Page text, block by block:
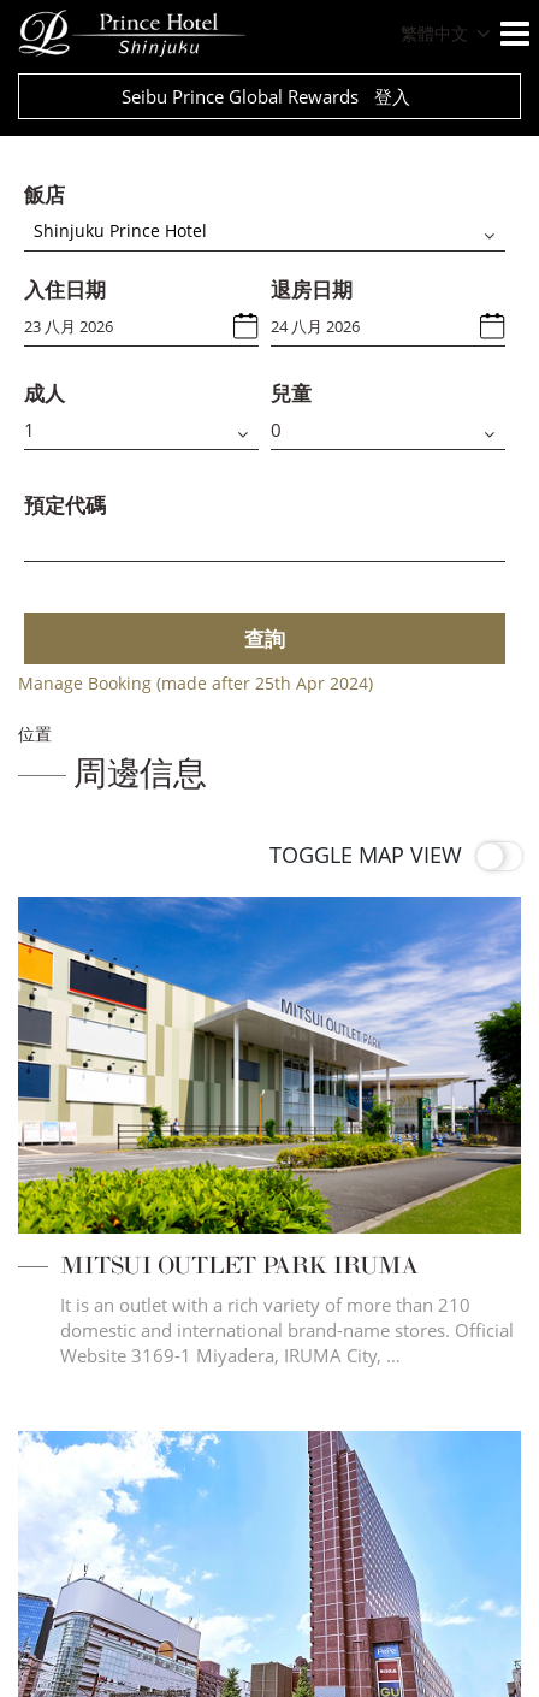
繁體中文
Seibu Prince Global Rewards 登入
飯店
Shinjuku Prince Hotel
入住日期 退房日期
成人 兒童
預定代碼
查詢
Manage Booking (made after 25th Apr 2024)
位置
周邊信息
TOGGLE MAP VIEW
MITSUI OUTLET PARK IRUMA
It is an outlet with a rich variety of more than 210
domestic and international brand-name stores. Official
Website 3169-1 Miyadera, IRUMA City, …